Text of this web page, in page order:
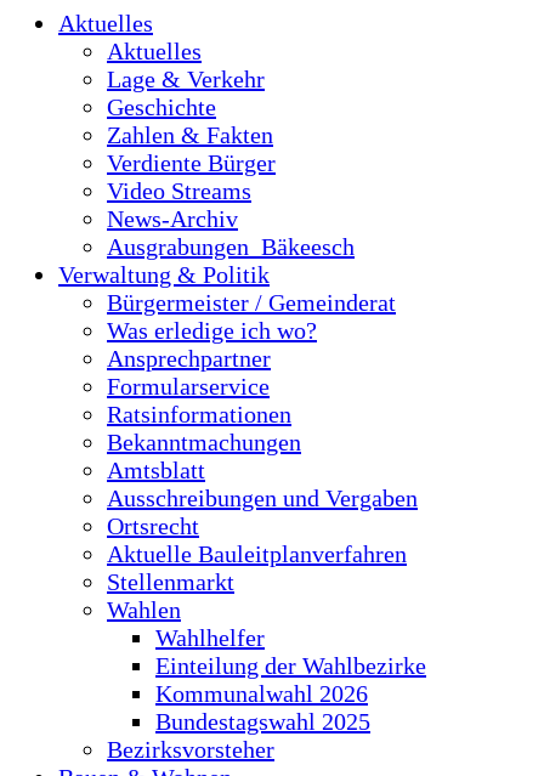
Aktuelles
Aktuelles
Lage & Verkehr
Geschichte
Zahlen & Fakten
Verdiente Bürger
Video Streams
News-Archiv
Ausgrabungen_Bäkeesch
Verwaltung & Politik
Bürgermeister / Gemeinderat
Was erledige ich wo?
Ansprechpartner
Formularservice
Ratsinformationen
Bekanntmachungen
Amtsblatt
Ausschreibungen und Vergaben
Ortsrecht
Aktuelle Bauleitplanverfahren
Stellenmarkt
Wahlen
Wahlhelfer
Einteilung der Wahlbezirke
Kommunalwahl 2026
Bundestagswahl 2025
Bezirksvorsteher